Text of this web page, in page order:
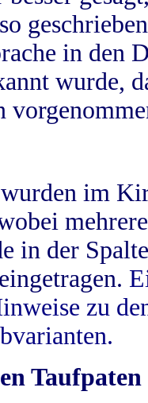
in
wurde,
im
in der
zu
Taufpaten